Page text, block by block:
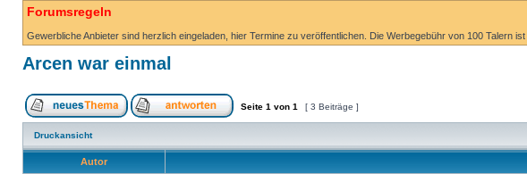
Forumsregeln
Gewerbliche Anbieter sind herzlich eingeladen, hier Termine zu veröffentlichen. Die Werbegebühr von 100 Talern
Arcen war einmal
Seite 1 von 1 [ 3 Beiträge ]
Druckansicht
Autor